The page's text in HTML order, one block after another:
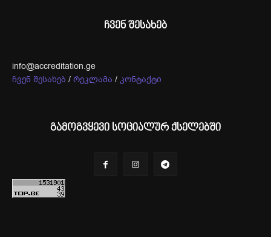
ჩვენ შესახებ
info@accreditation.ge
ჩვენ შესახებ / რეკლამა / კონტაქტი
გამოგვყევი სოციალურ ქსელებში